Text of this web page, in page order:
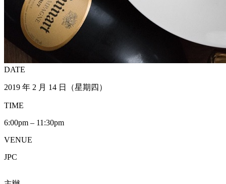
DATE
2019 年 2 月 14 日（星期四）
TIME
6:00pm – 11:30pm
VENUE
JPC